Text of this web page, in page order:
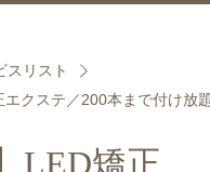
スリスト
エクステ／200本まで付け放
LED矯正